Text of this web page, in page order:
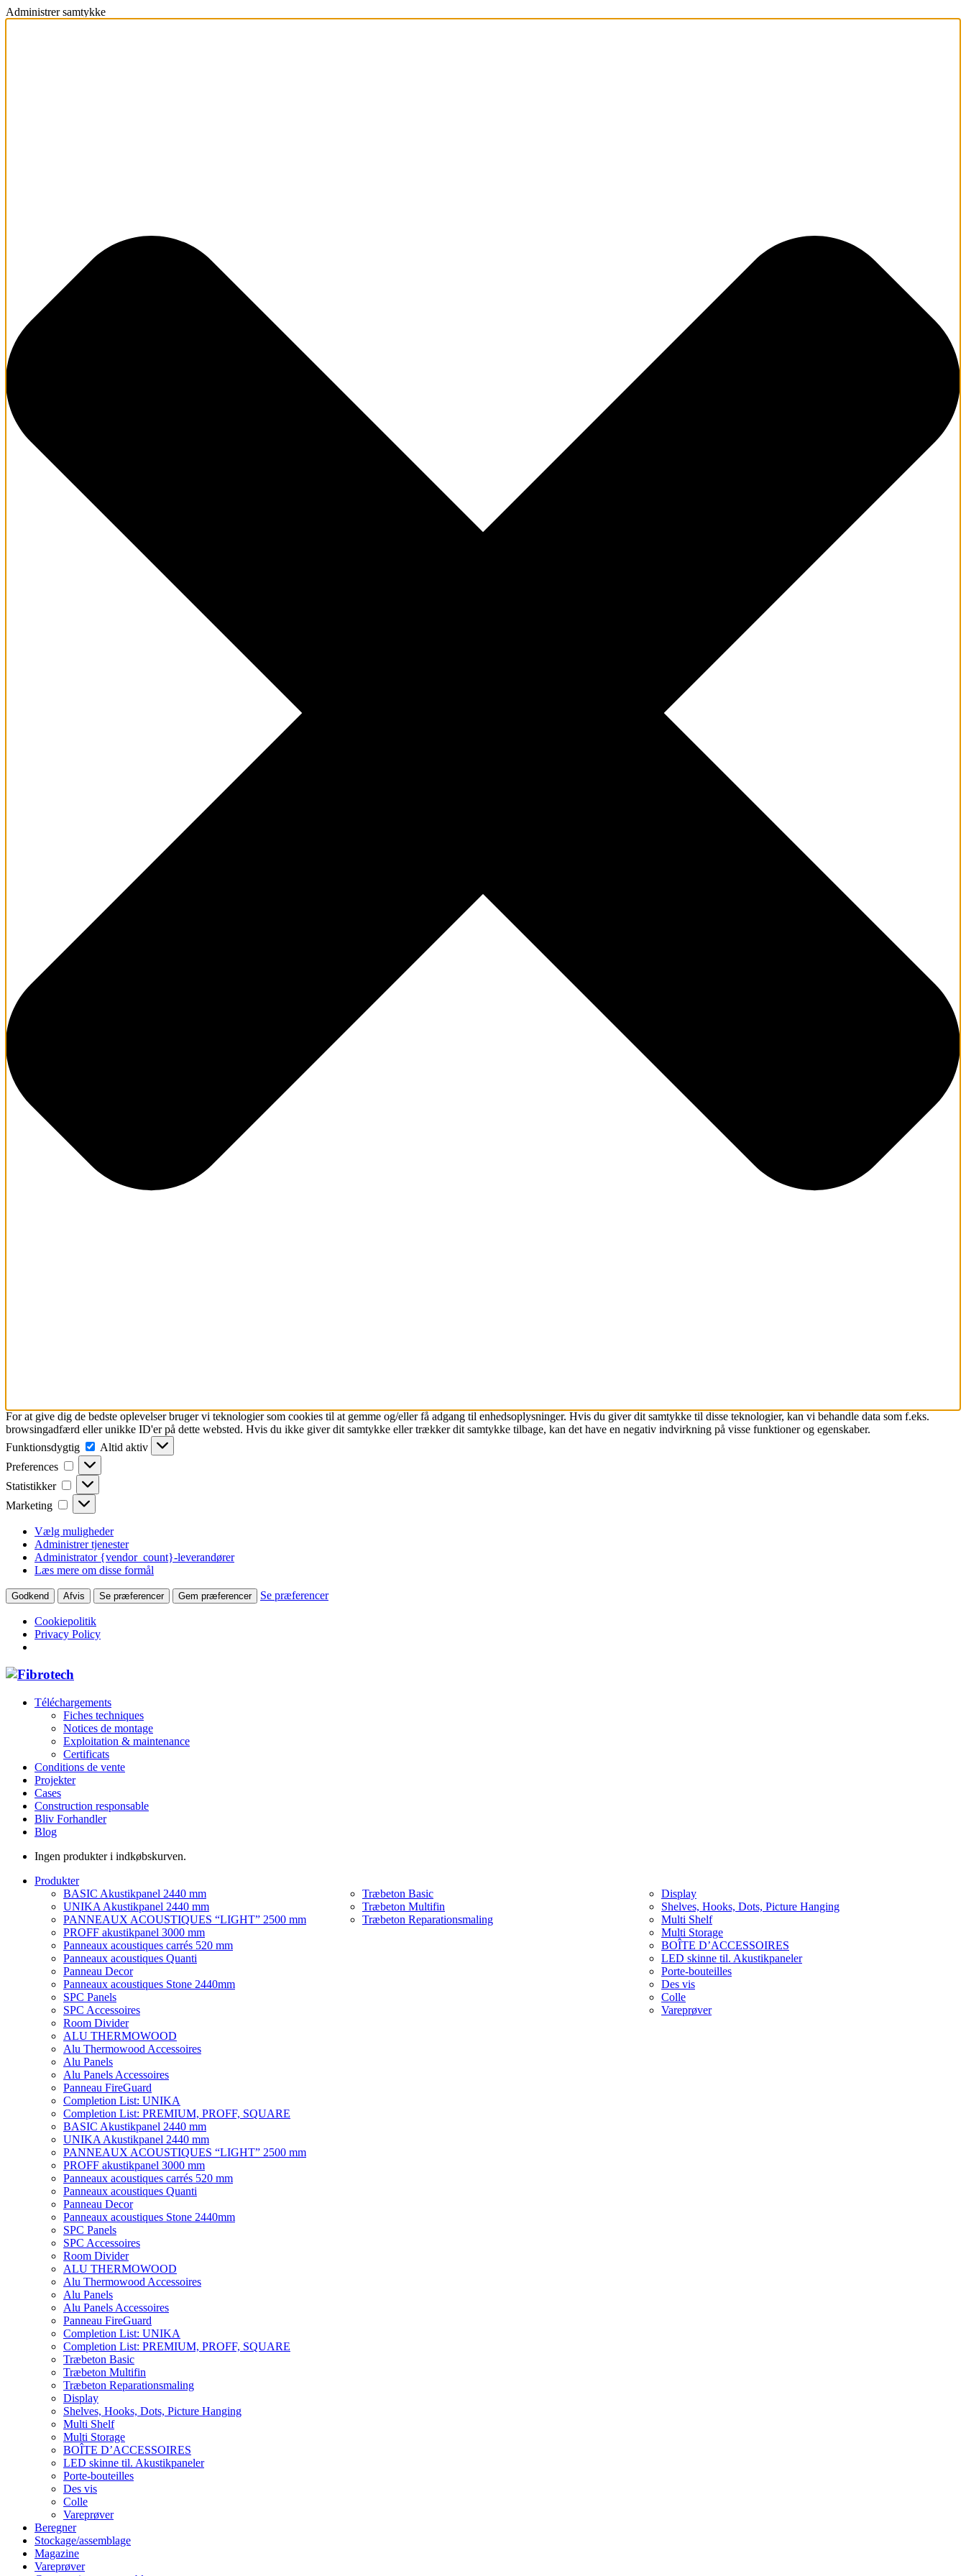
Administrer samtykke
For at give dig de bedste oplevelser bruger vi teknologier som cookies til at gemme og/eller få adgang til enhedsoplysninger. Hvis du giver dit samtykke til disse teknologier, kan vi behandle data som f.eks.
browsingadfærd eller unikke ID'er på dette websted. Hvis du ikke giver dit samtykke eller trækker dit samtykke tilbage, kan det have en negativ indvirkning på visse funktioner og egenskaber.
Funktionsdygtig
Funktionsdygtig
Altid aktiv
Preferences
Preferences
Statistikker Statistikker
Marketing Marketing
Vælg muligheder
Administrer tjenester
Administrator {vendor_count}-leverandører
Læs mere om disse formål
Godkend Afvis Se præferencer Gem præferencer Se præferencer
Cookiepolitik
Privacy Policy
Téléchargements
Fiches techniques
Notices de montage
Exploitation & maintenance
Certificats
Conditions de vente
Projekter
Cases
Construction responsable
Bliv Forhandler
Blog
Ingen produkter i indkøbskurven.
Produkter
BASIC Akustikpanel 2440 mm
UNIKA Akustikpanel 2440 mm
PANNEAUX ACOUSTIQUES “LIGHT” 2500 mm
PROFF akustikpanel 3000 mm
Panneaux acoustiques carrés 520 mm
Panneaux acoustiques Quanti
Panneau Decor
Panneaux acoustiques Stone 2440mm
SPC Panels
SPC Accessoires
Room Divider
ALU THERMOWOOD
Alu Thermowood Accessoires
Alu Panels
Alu Panels Accessoires
Panneau FireGuard
Completion List: UNIKA
Completion List: PREMIUM, PROFF, SQUARE
Træbeton Basic
Træbeton Multifin
Træbeton Reparationsmaling
Display
Shelves, Hooks, Dots, Picture Hanging
Multi Shelf
Multi Storage
BOÎTE D’ACCESSOIRES
LED skinne til. Akustikpaneler
Porte-bouteilles
Des vis
Colle
Vareprøver
BASIC Akustikpanel 2440 mm
UNIKA Akustikpanel 2440 mm
PANNEAUX ACOUSTIQUES “LIGHT” 2500 mm
PROFF akustikpanel 3000 mm
Panneaux acoustiques carrés 520 mm
Panneaux acoustiques Quanti
Panneau Decor
Panneaux acoustiques Stone 2440mm
SPC Panels
SPC Accessoires
Room Divider
ALU THERMOWOOD
Alu Thermowood Accessoires
Alu Panels
Alu Panels Accessoires
Panneau FireGuard
Completion List: UNIKA
Completion List: PREMIUM, PROFF, SQUARE
Træbeton Basic
Træbeton Multifin
Træbeton Reparationsmaling
Display
Shelves, Hooks, Dots, Picture Hanging
Multi Shelf
Multi Storage
BOÎTE D’ACCESSOIRES
LED skinne til. Akustikpaneler
Porte-bouteilles
Des vis
Colle
Vareprøver
Beregner
Stockage/assemblage
Magazine
Vareprøver